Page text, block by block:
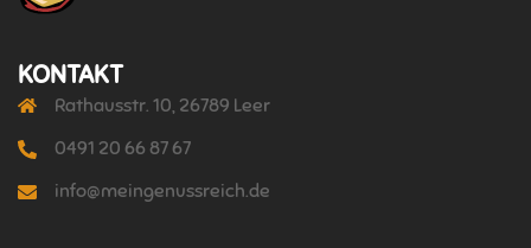
KONTAKT
Rathausstr. 10, 26789 Leer
0491 20 66 87 67
info@meingenussreich.de